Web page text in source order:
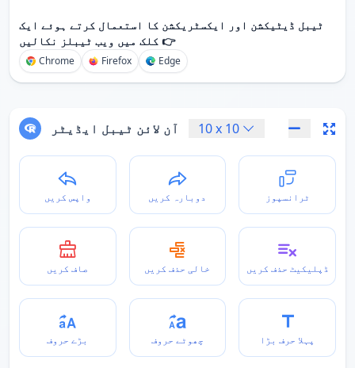
ٹیبل ڈیٹیکشن اور ایکسٹریکشن کا استعمال کرتے ہوئے ایک
کلک میں ویب ٹیبلز نکالیں 👉
Chrome Firefox Edge
آن لائن ٹیبل ایڈیٹر 10x 10
واپس کریں دوبارہ کریں ٹرانسپوز
صاف کریں خالی حذف کریں ڈپلیکیٹ حذف کریں
بڑے حروف چھوٹے حروف پہلا حرف بڑا